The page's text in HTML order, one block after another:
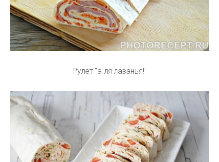
Рулет "а-ля лазанья!"